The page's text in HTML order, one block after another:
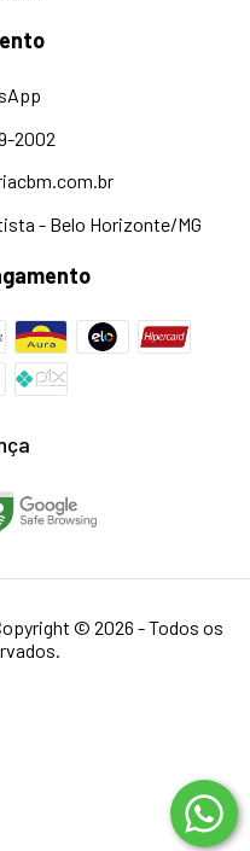
2002
- Belo Horizonte/MG
© 2026 - Todos os